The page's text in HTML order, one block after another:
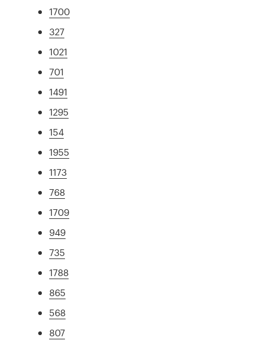
1700
327
1021
701
1491
1295
154
1955
1173
768
1709
949
735
1788
865
568
807